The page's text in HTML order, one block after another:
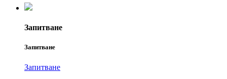
Запитване
Запитване
Запитване